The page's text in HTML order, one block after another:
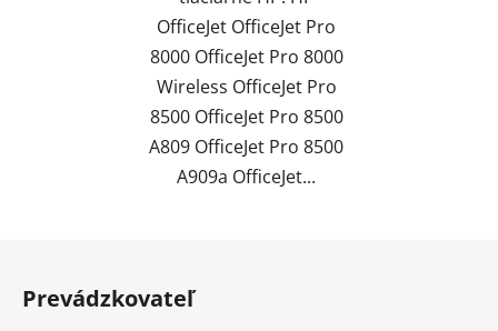
OfficeJet OfficeJet Pro
8000 OfficeJet Pro 8000
Wireless OfficeJet Pro
8500 OfficeJet Pro 8500
A809 OfficeJet Pro 8500
A909a OfficeJet...
Prevádzkovateľ